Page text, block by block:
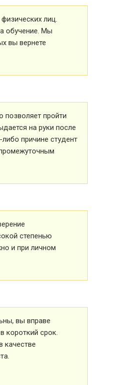
лиц.
обучение. Мы
вы вернете
позволяет пройти
на руки после
причине студент
степенью
и при личном
вы вправе
короткий срок.
качестве